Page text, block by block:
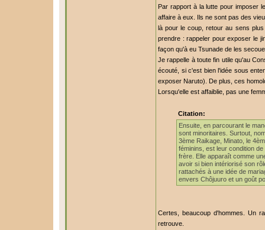
Par rapport à la lutte pour imposer
affaire à eux. Ils ne sont pas des
là pour le coup, retour au sens
prendre : rappeler pour exposer le
façon qu'à eu Tsunade de les
Je rappelle à toute fin utile qu'au
écouté, si c'est bien l'idée sous
exposer Naruto). De plus, ces
Lorsqu'elle est affaiblie, pas une
Citation:
Ensuite, en parcourant le
sont minoritaires. Surtout,
3ème Raikage, Minato, le
féminins, est leur condition
frère. Elle apparaît comme
avoir si bien intériorisé son
rattachés à une idée de
envers Chôjuuro et un goût
Certes, beaucoup d'hommes. Un
retrouve.